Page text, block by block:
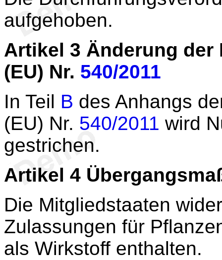
aufgehoben.
Artikel 3 Änderung
(EU) Nr. 540/2011
In Teil B des Anhangs
(EU) Nr. 540/2011 wird
gestrichen.
Artikel 4
Die Mitgliedstaaten
Zulassungen für
als Wirkstoff enthalten.